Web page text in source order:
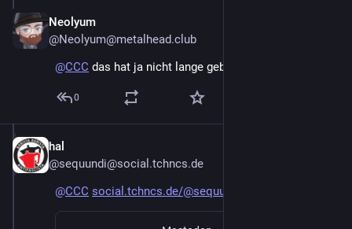
Neolyum
@Neolyum@metalhead.club
@CCC das hat ja nicht lange gebraucht
0
hal
@sequundi@social.tchncs.de
@CCC social.tchncs.de/@sequundi/113